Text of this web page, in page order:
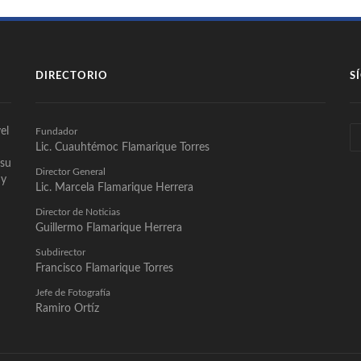
DIRECTORIO
Fundador
Lic. Cuauhtémoc Flamarique Torres
Director General
Lic. Marcela Flamarique Herrera
Director de Noticias
Guillermo Flamarique Herrera
Subdirector
Francisco Flamarique Torres
Jefe de Fotografía
Ramiro Ortíz